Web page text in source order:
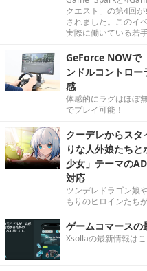
クエスト」の第4回
されました。このイ
実際に働いている若
GeForce NOWで
ンドルコントロ
感
体感的にラグはほぼ
でプレイ可能！
クーデレからス
りな人外娘たち
少女」テーマの
対応
ツンデレドラゴン娘
もりのヒロインたち
ゲームコマース
Xsollaの最新情報はこ